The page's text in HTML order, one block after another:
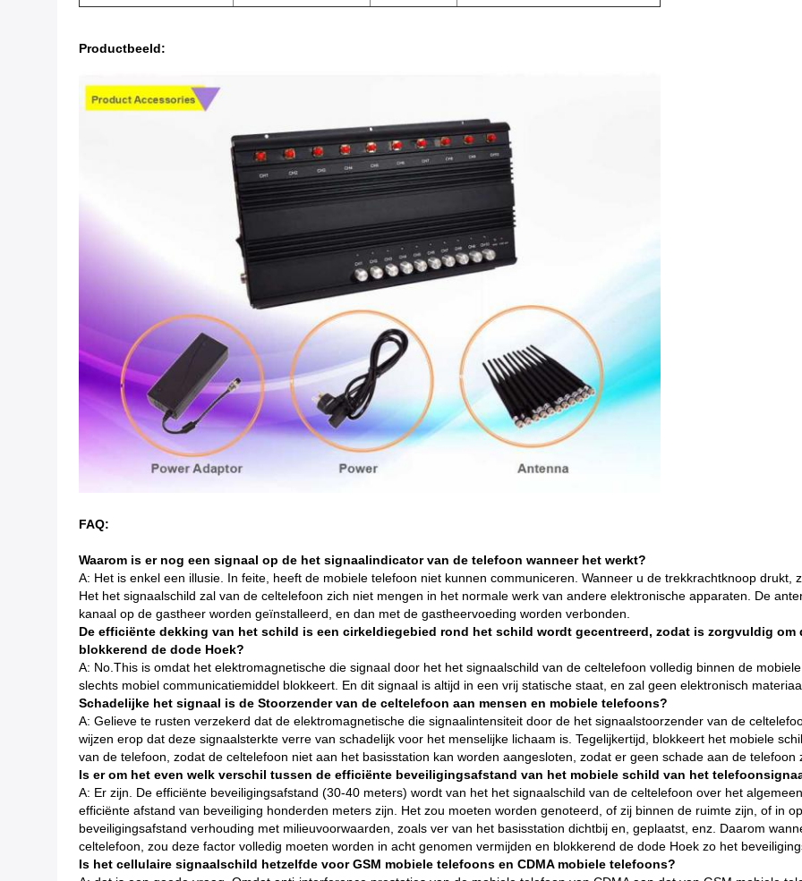
Productbeeld:
FAQ:
Waarom is er nog een signaal op de het signaalindicator van de telefoon wanneer het werkt?
A: Het is enkel een illusie. In feite, heeft de mobiele telefoon niet kunnen communiceren. Wanneer u de trekkrachtknoop drukt,
Het het signaalschild zal van de celtelefoon zich niet mengen in het normale werk van andere elektronische apparaten. De
kanaal op de gastheer worden geïnstalleerd, en dan met de gastheervoeding worden verbonden.
De efficiënte dekking van het schild is een cirkeldiegebied rond het schild wordt gecentreerd, zodat is zorgvuldig
blokkerend de dode Hoek?
A: No.This is omdat het elektromagnetische die signaal door het het signaalschild van de celtelefoon volledig binnen de
slechts mobiel communicatiemiddel blokkeert. En dit signaal is altijd in een vrij statische staat, en zal geen elektronisch
Schadelijke het signaal is de Stoorzender van de celtelefoon aan mensen en mobiele telefoons?
A: Gelieve te rusten verzekerd dat de elektromagnetische die signaalintensiteit door de het signaalstoorzender van de
wijzen erop dat deze signaalsterkte verre van schadelijk voor het menselijke lichaam is. Tegelijkertijd, blokkeert het mobiele
van de telefoon, zodat de celtelefoon niet aan het basisstation kan worden aangesloten, zodat er geen schade aan de telefoon
Is er om het even welk verschil tussen de efficiënte beveiligingsafstand van het mobiele schild van het
A: Er zijn. De efficiënte beveiligingsafstand (30-40 meters) wordt van het het signaalschild van de celtelefoon over het
efficiënte afstand van beveiliging honderden meters zijn. Het zou moeten worden genoteerd, of zij binnen de ruimte zijn, of in
beveiligingsafstand verhouding met milieuvoorwaarden, zoals ver van het basisstation dichtbij en, geplaatst, enz. Daarom
celtelefoon, zou deze factor volledig moeten worden in acht genomen vermijden en blokkerend de dode Hoek zo het
Is het cellulaire signaalschild hetzelfde voor GSM mobiele telefoons en CDMA mobiele telefoons?